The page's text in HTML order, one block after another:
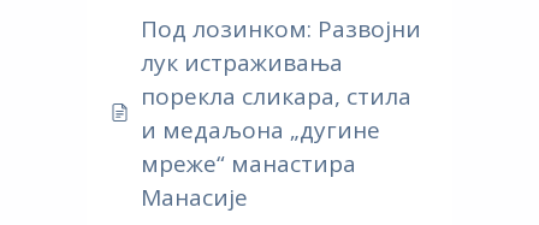
Под лозинком: Развојни
лук истраживања
порекла сликара, стила
и медаљона „дугине
мреже“ манастира
Манасије